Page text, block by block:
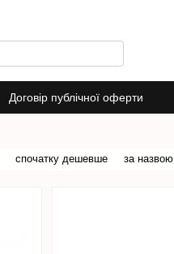
Договір публічної оферти
спочатку дешевше за назвою